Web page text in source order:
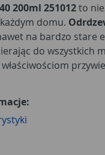
200ml 251012to
domu.
na bardzo stare
do wszystkich